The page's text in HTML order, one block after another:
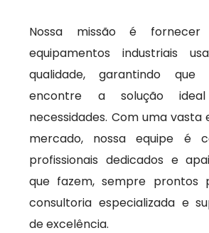
Nossa missão é fornecer
equipamentos industriais
qualidade, garantindo que
encontre a solução
necessidades. Com uma vasta
mercado, nossa equipe é
profissionais dedicados e
que fazem, sempre prontos
consultoria especializada e
de excelência.